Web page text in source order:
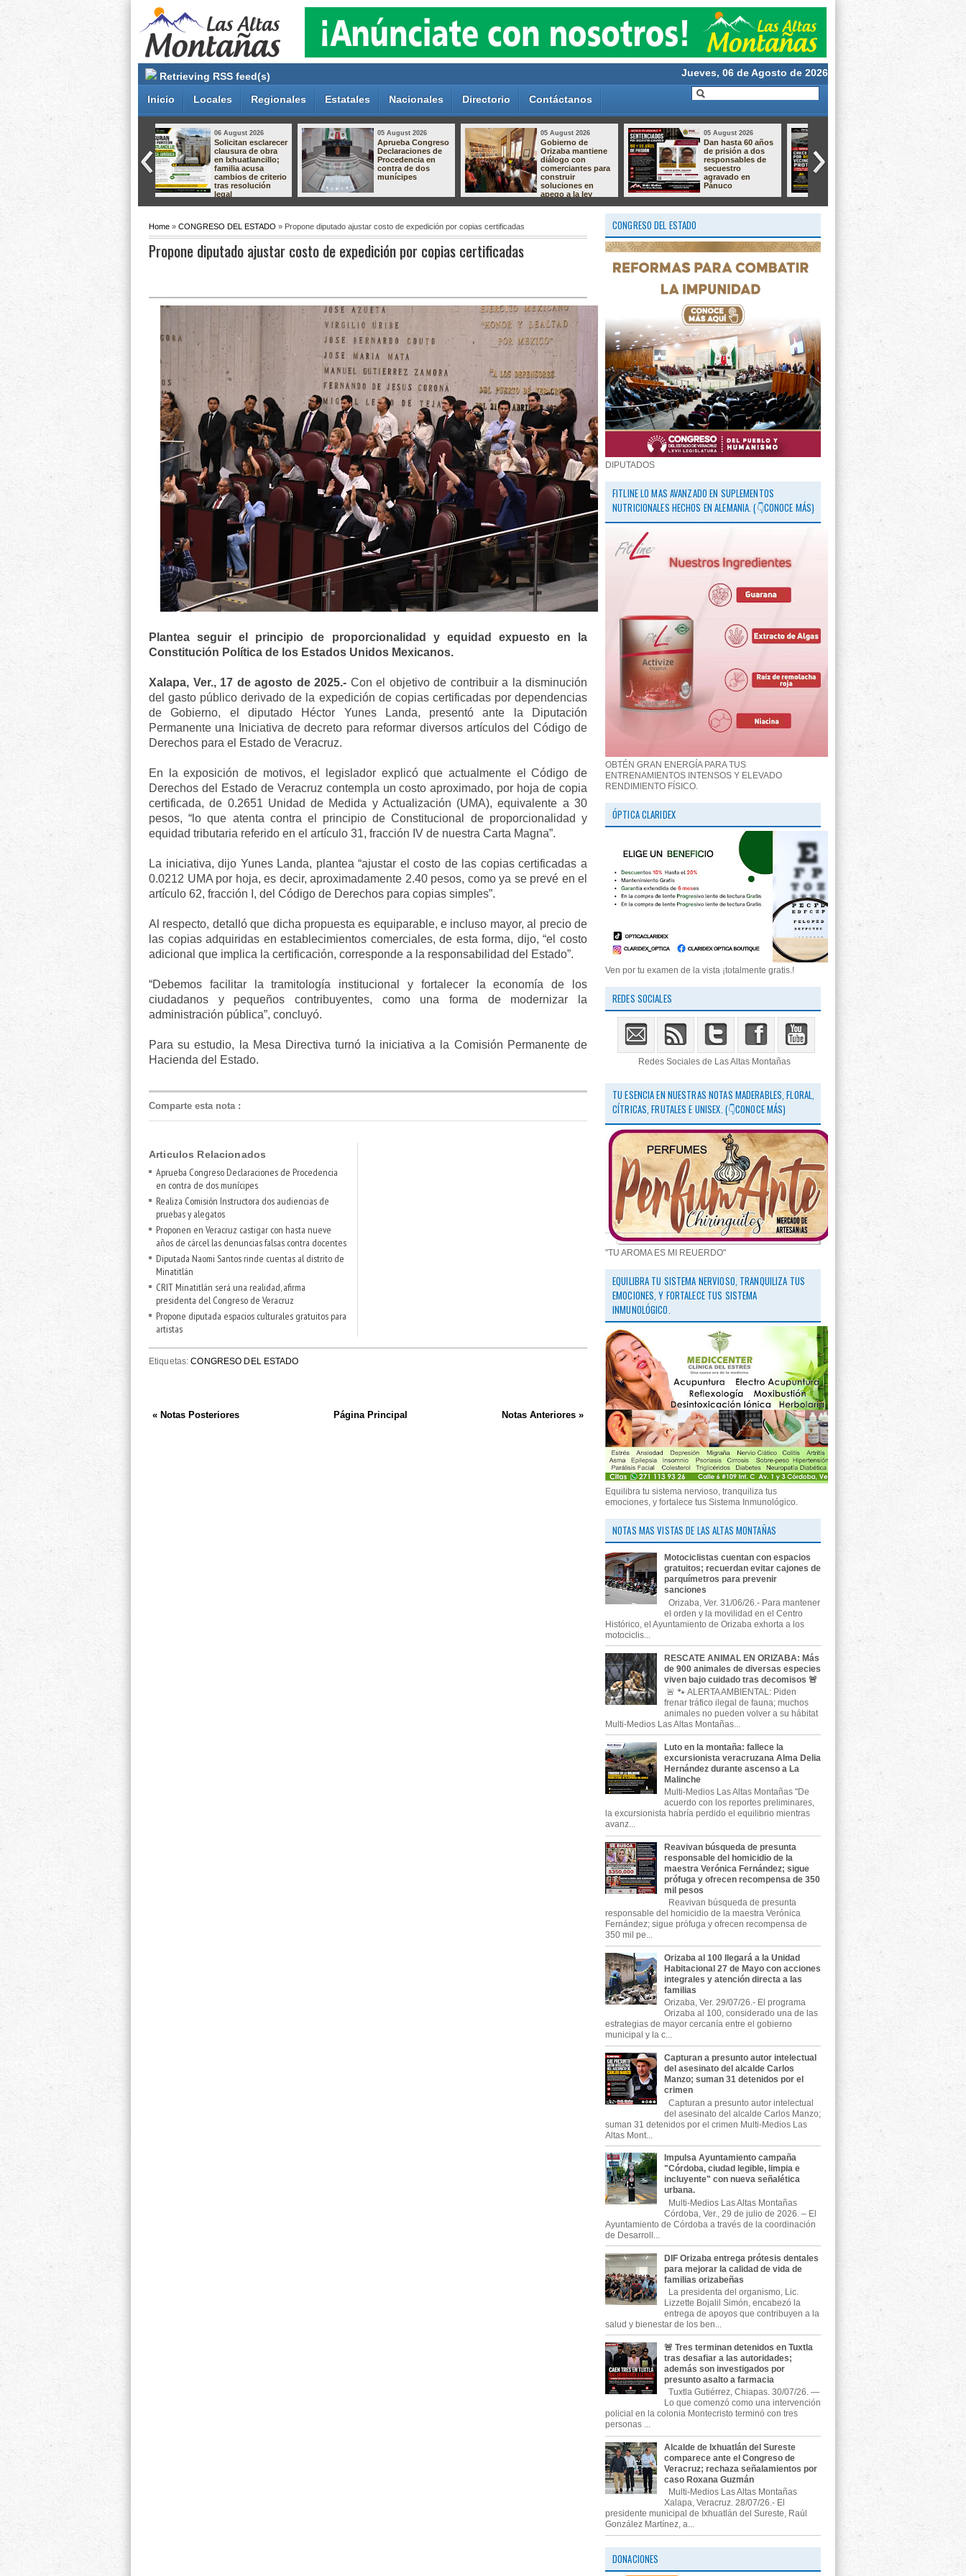
Retrieving RSS feed(s) Jueves, 06 de Agosto de 2026
Inicio Locales Regionales Estatales Nacionales Directorio Contáctanos
05 August 2026
Gobierno de
Orizaba mantiene
diálogo con
comerciantes para
construir
soluciones en
05 August 2026
Dan hasta 60 años
de prisión a dos
responsables de
secuestro
agravado en
05 August 2026
Crece el
descontento por el
relleno sanitario de
Nogales; vecinos
preparan protesta
por presuntas
afectaciones
05 August 2026
Aprende a crear la
magia de nuestras
tradiciones!
Taller de Cultivo de
Langostino –
Home » CONGRESO DEL ESTADO » Propone diputado ajustar costo de expedición por copias certificadas
Propone diputado ajustar costo de expedición por copias certificadas
Plantea seguir el principio de proporcionalidad y equidad expuesto en la
Constitución Política de los Estados Unidos Mexicanos.
Xalapa, Ver., 17 de agosto de 2025.- Con el objetivo de contribuir a la disminución
del gasto público derivado de la expedición de copias certificadas por dependencias
de Gobierno, el diputado Héctor Yunes Landa, presentó ante la Diputación
Permanente una Iniciativa de decreto para reformar diversos artículos del Código de
Derechos para el Estado de Veracruz.
En la exposición de motivos, el legislador explicó que actualmente el Código de
Derechos del Estado de Veracruz contempla un costo aproximado, por hoja de copia
certificada, de 0.2651 Unidad de Medida y Actualización (UMA), equivalente a 30
pesos, “lo que atenta contra el principio de Constitucional de proporcionalidad y
equidad tributaria referido en el artículo 31, fracción IV de nuestra Carta Magna”.
La iniciativa, dijo Yunes Landa, plantea “ajustar el costo de las copias certificadas a
0.0212 UMA por hoja, es decir, aproximadamente 2.40 pesos, como ya se prevé en el
artículo 62, fracción I, del Código de Derechos para copias simples”.
Al respecto, detalló que dicha propuesta es equiparable, e incluso mayor, al precio de
las copias adquiridas en establecimientos comerciales, de esta forma, dijo, “el costo
adicional que implica la certificación, corresponde a la responsabilidad del Estado”.
“Debemos facilitar la tramitología institucional y fortalecer la economía de los
ciudadanos y pequeños contribuyentes, como una forma de modernizar la
administración pública”, concluyó.
Para su estudio, la Mesa Directiva turnó la iniciativa a la Comisión Permanente de
Hacienda del Estado.
Comparte esta nota:
Articulos Relacionados
Aprueba Congreso Declaraciones de Procedencia
en contra de dos munícipes
Realiza Comisión Instructora dos audiencias de
pruebas y alegatos
Proponen en Veracruz castigar con hasta nueve
años de cárcel las denuncias falsas contra docentes
Diputada Naomi Santos rinde cuentas al distrito de
Minatitlán
CRIT Minatitlán será una realidad, afirma
presidenta del Congreso de Veracruz
Propone diputada espacios culturales gratuitos para
artistas
Etiquetas:CONGRESO DEL ESTADO
« Notas Posteriores Notas Anteriores »
Página Principal
CONGRESO DEL ESTADO
DIPUTADOS
FITLINE LO MAS AVANZADO EN SUPLEMENTOS
NUTRICIONALES HECHOS EN ALEMANIA. (👇CONOCE MÁS)
OBTÉN GRAN ENERGÍA PARA TUS
ENTRENAMIENTOS INTENSOS Y ELEVADO
RENDIMIENTO FÍSICO.
ÓPTICA CLARIDEX
Ven por tu examen de la vista ¡totalmente gratis.!
REDES SOCIALES
Redes Sociales de Las Altas Montañas
TU ESENCIA EN NUESTRAS NOTAS MADERABLES, FLORAL,
CÍTRICAS, FRUTALES E UNISEX. (👇CONOCE MÁS)
"TU AROMA ES MI REUERDO"
EQUILIBRA TU SISTEMA NERVIOSO, TRANQUILIZA TUS
EMOCIONES, Y FORTALECE TUS SISTEMA
INMUNOLÓGICO.
Equilibra tu sistema nervioso, tranquiliza tus
emociones, y fortalece tus Sistema Inmunológico.
NOTAS MAS VISTAS DE LAS ALTAS MONTAÑAS
Motociclistas cuentan con espacios
gratuitos; recuerdan evitar cajones de
parquímetros para prevenir
sanciones
Orizaba, Ver. 31/06/26.- Para mantener
el orden y la movilidad en el Centro
Histórico, el Ayuntamiento de Orizaba exhorta a los
motociclis...
RESCATE ANIMAL EN ORIZABA: Más
de 900 animales de diversas especies
viven bajo cuidado tras decomisos 🚨
🚨 🐾 ALERTA AMBIENTAL: Piden
frenar tráfico ilegal de fauna; muchos
animales no pueden volver a su hábitat
Multi-Medios Las Altas Montañas...
Luto en la montaña: fallece la
excursionista veracruzana Alma Delia
Hernández durante ascenso a La
Malinche
Multi-Medios Las Altas Montañas "De
acuerdo con los reportes preliminares,
la excursionista habría perdido el equilibrio mientras
avanz...
Reavivan búsqueda de presunta
responsable del homicidio de la
maestra Verónica Fernández; sigue
prófuga y ofrecen recompensa de 350
mil pesos
Reavivan búsqueda de presunta
responsable del homicidio de la maestra Verónica
Fernández; sigue prófuga y ofrecen recompensa de
350 mil pe...
Orizaba al 100 llegará a la Unidad
Habitacional 27 de Mayo con acciones
integrales y atención directa a las
familias
Orizaba, Ver. 29/07/26.- El programa
Orizaba al 100, considerado una de las
estrategias de mayor cercanía entre el gobierno
municipal y la c...
Capturan a presunto autor intelectual
del asesinato del alcalde Carlos
Manzo; suman 31 detenidos por el
crimen
Capturan a presunto autor intelectual
del asesinato del alcalde Carlos Manzo;
suman 31 detenidos por el crimen Multi-Medios Las
Altas Mont...
Impulsa Ayuntamiento campaña
"Córdoba, ciudad legible, limpia e
incluyente" con nueva señalética
urbana.
Multi-Medios Las Altas Montañas
Córdoba, Ver., 29 de julio de 2026. – El
Ayuntamiento de Córdoba a través de la coordinación
de Desarroll...
DIF Orizaba entrega prótesis dentales
para mejorar la calidad de vida de
familias orizabeñas
La presidenta del organismo, Lic.
Lizzette Bojalil Simón, encabezó la
entrega de apoyos que contribuyen a la
salud y bienestar de los ben...
🚨 Tres terminan detenidos en Tuxtla
tras desafiar a las autoridades;
además son investigados por
presunto asalto a farmacia
Tuxtla Gutiérrez, Chiapas. 30/07/26. —
Lo que comenzó como una intervención
policial en la colonia Montecristo terminó con tres
personas ...
Alcalde de Ixhuatlán del Sureste
comparece ante el Congreso de
Veracruz; rechaza señalamientos por
caso Roxana Guzmán
Multi-Medios Las Altas Montañas
Xalapa, Veracruz. 28/07/26.- El
presidente municipal de Ixhuatlán del Sureste, Raúl
González Martínez, a...
DONACIONES